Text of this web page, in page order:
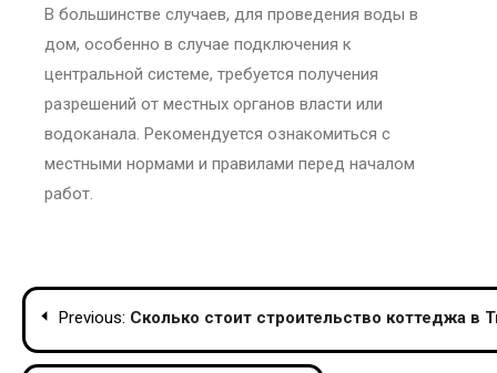
В большинстве случаев, для проведения воды в
дом, особенно в случае подключения к
центральной системе, требуется получения
разрешений от местных органов власти или
водоканала. Рекомендуется ознакомиться с
местными нормами и правилами перед началом
работ.
Post
navigation
Previous: Сколько стоит строительство коттеджа в